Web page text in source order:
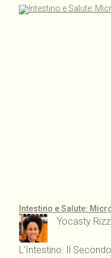
Intestino e Salute:
Yocasty
L’Intestino: Il